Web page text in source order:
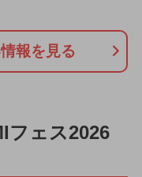
報を見る
フェス2026